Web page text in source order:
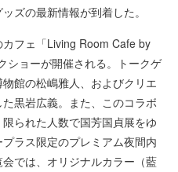
ズの最新情報が到着した。
フェ「Living Room Cafe by
ショーが開催される。トークゲ
館の松嶋雅人、およびクリエ
黒岩広義。また、このコラボ
られた人数で国芳国貞展をゆ
ラス限定のプレミアム夜間内
では、オリジナルカラー（藍